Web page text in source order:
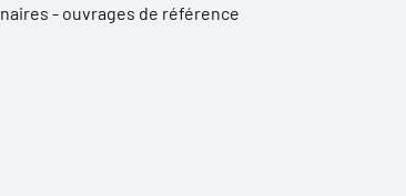
- ouvrages de référence